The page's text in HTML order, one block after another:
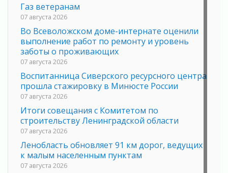
Газ ветеранам
07 августа 2026
Во Всеволожском доме-интернате оценили
выполнение работ по ремонту и уровень
заботы о проживающих
07 августа 2026
Воспитанница Сиверского ресурсного центра
прошла стажировку в Минюсте России
07 августа 2026
Итоги совещания с Комитетом по
строительству Ленинградской области
07 августа 2026
Ленобласть обновляет 91 км дорог, ведущих
к малым населенным пунктам
07 августа 2026